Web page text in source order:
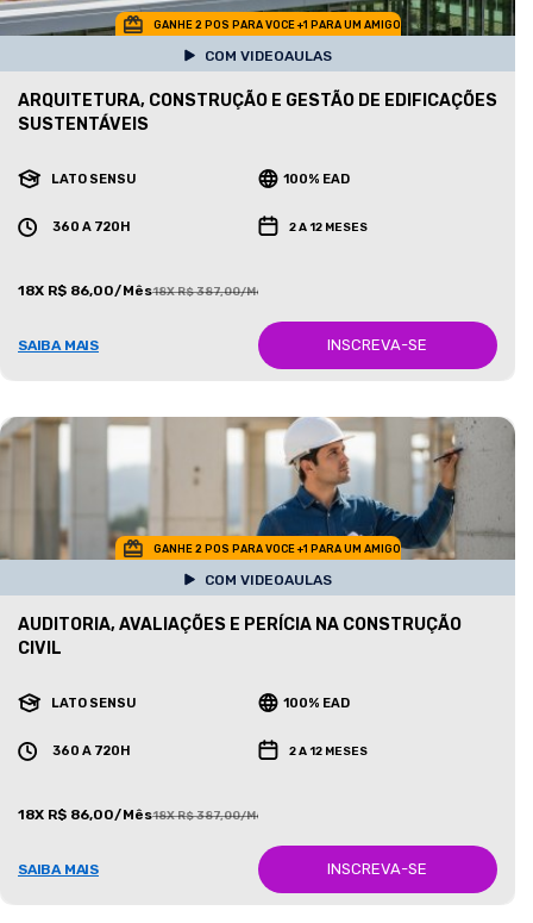
GANHE 2 POS PARA VOCE +1 PARA UM AMIGO
COM VIDEOAULAS
ARQUITETURA, CONSTRUÇÃO E GESTÃO DE EDIFICAÇÕES
SUSTENTÁVEIS
LATO SENSU 100% EAD
360 A 720H 2 A 12 MESES
18X R$ 86,00/Mês18X R$ 387,00/Mês
SAIBA MAIS INSCREVA-SE
GANHE 2 POS PARA VOCE +1 PARA UM AMIGO
COM VIDEOAULAS
AUDITORIA, AVALIAÇÕES E PERÍCIA NA CONSTRUÇÃO
CIVIL
LATO SENSU 100% EAD
360 A 720H 2 A 12 MESES
18X R$ 86,00/Mês18X R$ 387,00/Mês
SAIBA MAIS INSCREVA-SE